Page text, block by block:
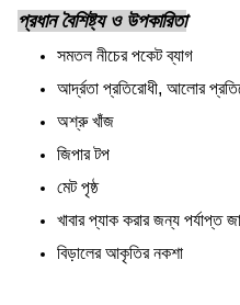
প্রধান বৈশিষ্ট্য ও উপকারিতা
সমতল নীচের পকেট ব্যাগ
আর্দ্রতা প্রতিরোধী, আলোর
অশ্রু খাঁজ
জিপার টপ
মেট পৃষ্ঠ
খাবার প্যাক করার জন্য পর্যাপ্ত
বিড়ালের আকৃতির নকশা